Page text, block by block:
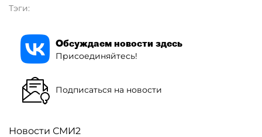
Тэги:
Обсуждаем новости здесь
Присоединяйтесь!
Подписаться на новости
Новости СМИ2